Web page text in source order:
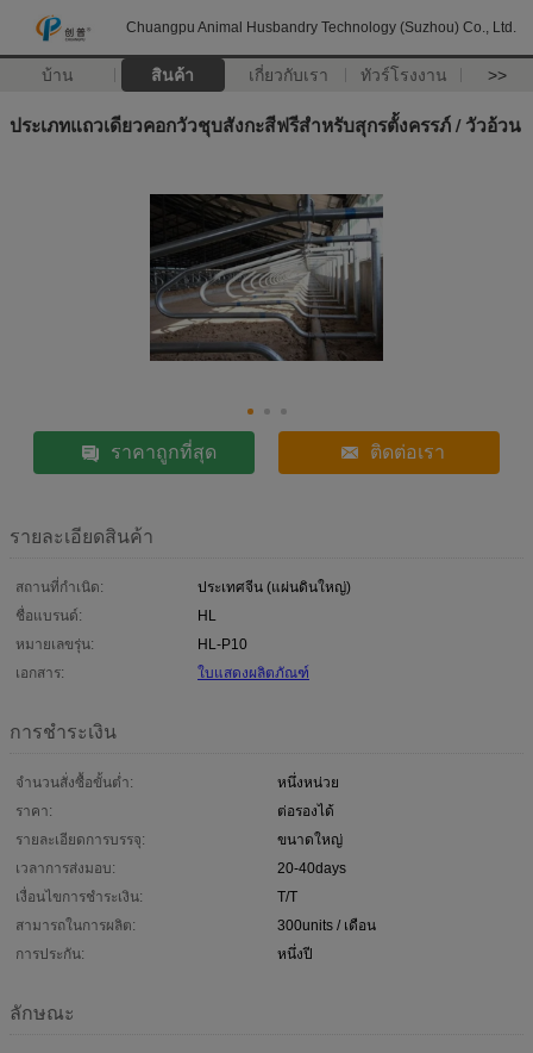
Chuangpu Animal Husbandry Technology (Suzhou) Co., Ltd.
บ้าน สินค้า เกี่ยวกับเรา ทัวร์โรงงาน >>
ประเภทแถวเดียวคอกวัวชุบสังกะสีฟรีสำหรับสุกรตั้งครรภ์ / วัวอ้วน
ราคาถูกที่สุด ติดต่อเรา
รายละเอียดสินค้า
สถานที่กำเนิด:
ประเทศจีน (แผ่นดินใหญ่)
ชื่อแบรนด์:
HL
หมายเลขรุ่น:
HL-P10
เอกสาร:
ใบแสดงผลิตภัณฑ์
การชำระเงิน
จำนวนสั่งซื้อขั้นต่ำ:
หนึ่งหน่วย
ราคา:
ต่อรองได้
รายละเอียดการบรรจุ:
ขนาดใหญ่
เวลาการส่งมอบ:
20-40days
เงื่อนไขการชำระเงิน:
T/T
สามารถในการผลิต:
300units / เดือน
การประกัน:
หนึ่งปี
ลักษณะ